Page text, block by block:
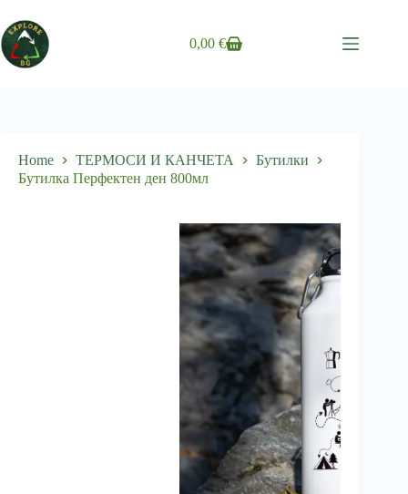
to
content
Shopping
0,00€
Home ТЕРМОСИ И КАНЧЕТА
Бутилки
Бутилка Перфектен ден 800мл